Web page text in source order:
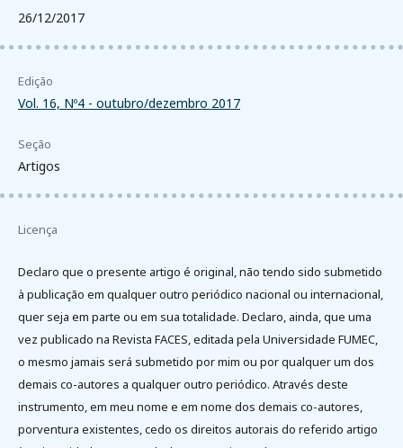
26/12/2017
Edição
Vol. 16, Nº4 - outubro/dezembro 2017
Seção
Artigos
Licença
Declaro que o presente artigo é original, não tendo sido submetido
à publicação em qualquer outro periódico nacional ou internacional,
quer seja em parte ou em sua totalidade. Declaro, ainda, que uma
vez publicado na Revista FACES, editada pela Universidade FUMEC,
o mesmo jamais será submetido por mim ou por qualquer um dos
demais co-autores a qualquer outro periódico. Através deste
instrumento, em meu nome e em nome dos demais co-autores,
porventura existentes, cedo os direitos autorais do referido artigo